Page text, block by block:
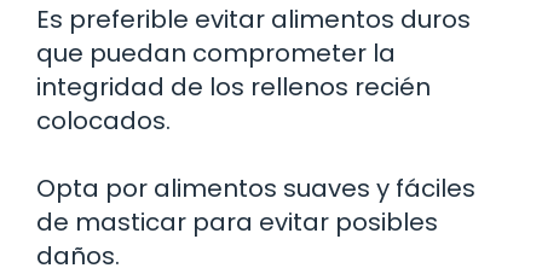
Es preferible evitar alimentos duros
que puedan comprometer la
integridad de los rellenos recién
colocados.
Opta por alimentos suaves y fáciles
de masticar para evitar posibles
daños.